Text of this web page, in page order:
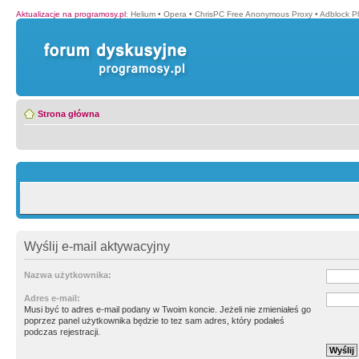
Aktualizacje na programosy.pl: Helium • Opera • ChrisPC Free Anonymous Proxy • Adblock
Strona główna
Wyślij e-mail aktywacyjny
Nazwa użytkownika:
Adres e-mail:
Musi być to adres e-mail podany w Twoim koncie. Jeżeli nie zmieniałeś go
poprzez panel użytkownika będzie to tez sam adres, który podałeś
podczas rejestracji.